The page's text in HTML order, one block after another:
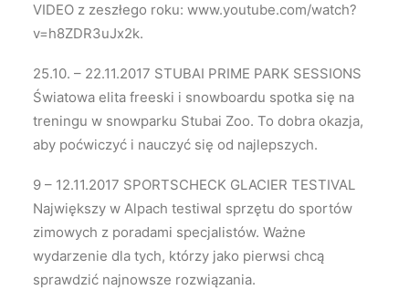
VIDEO z zeszłego roku: www.youtube.com/watch?
v=h8ZDR3uJx2k.
25.10. – 22.11.2017 STUBAI PRIME PARK SESSIONS
Światowa elita freeski i snowboardu spotka się na
treningu w snowparku Stubai Zoo. To dobra okazja,
aby poćwiczyć i nauczyć się od najlepszych.
9 – 12.11.2017 SPORTSCHECK GLACIER TESTIVAL
Największy w Alpach testiwal sprzętu do sportów
zimowych z poradami specjalistów. Ważne
wydarzenie dla tych, którzy jako pierwsi chcą
sprawdzić najnowsze rozwiązania.